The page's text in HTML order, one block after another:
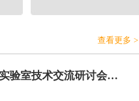
查看更多 >
【技术交流】国仪量子-辽宁材料实验室技术交流研讨会成功举办